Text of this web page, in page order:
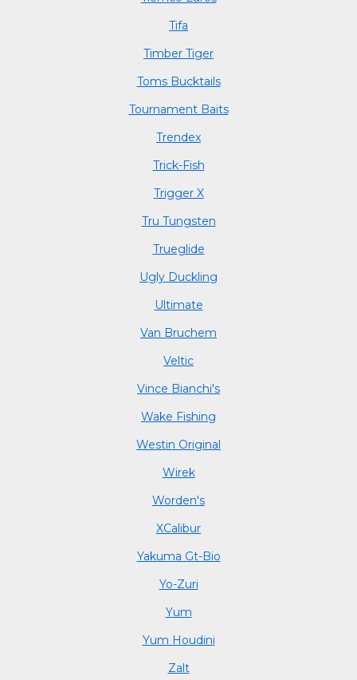
Tifa
Timber Tiger
Toms Bucktails
Tournament Baits
Trendex
Trick-Fish
Trigger X
Tru Tungsten
Trueglide
Ugly Duckling
Ultimate
Van Bruchem
Veltic
Vince Bianchi's
Wake Fishing
Westin Original
Wirek
Worden's
XCalibur
Yakuma Gt-Bio
Yo-Zuri
Yum
Yum Houdini
Zalt